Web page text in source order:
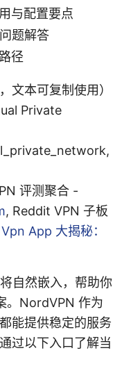
与配置要点
题解答
径
文本可复制使用）
Private
评测聚合 -
, Reddit VPN 子板
Vpn App 大揭秘：
自然嵌入，帮助你
。NordVPN 作为
能提供稳定的服务
过以下入口了解当